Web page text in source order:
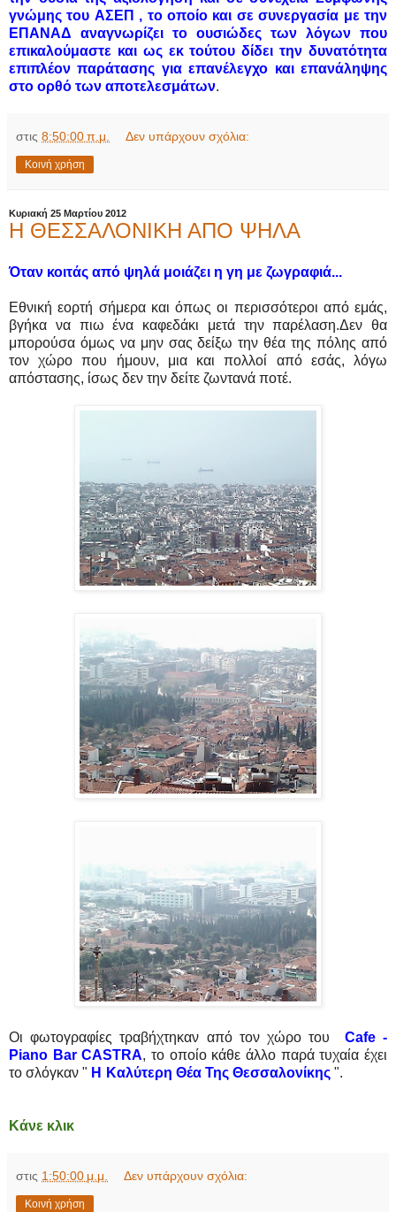
γνώμης του ΑΣΕΠ , το οποίο και σε συνεργασία με την
ΕΠΑΝΑΔ αναγνωρίζει το ουσιώδες των λόγων που
επικαλούμαστε και ως εκ τούτου δίδει την δυνατότητα
επιπλέον παράτασης για επανέλεγχο και επανάληψης
στο ορθό των αποτελεσμάτων.
στις 8:50:00 π.μ. Δεν υπάρχουν σχόλια:
Κοινή χρήση
Κυριακή 25 Μαρτίου 2012
Η ΘΕΣΣΑΛΟΝΙΚΗ ΑΠΟ ΨΗΛΑ
Όταν κοιτάς από ψηλά μοιάζει η γη με ζωγραφιά...
Εθνική εορτή σήμερα και όπως οι περισσότεροι από εμάς,
βγήκα να πιω ένα καφεδάκι μετά την παρέλαση.Δεν θα
μπορούσα όμως να μην σας δείξω την θέα της πόλης από
τον χώρο που ήμουν, μια και πολλοί από εσάς, λόγω
απόστασης, ίσως δεν την δείτε ζωντανά ποτέ.
Οι φωτογραφίες τραβήχτηκαν από τον χώρο του
Cafe -
Piano Bar CASTRA, το οποίο κάθε άλλο παρά τυχαία έχει
το σλόγκαν " Η Καλύτερη Θέα Της Θεσσαλονίκης ".
Κάνε κλικ
στις 1:50:00 μ.μ. Δεν υπάρχουν σχόλια:
Κοινή χρήση